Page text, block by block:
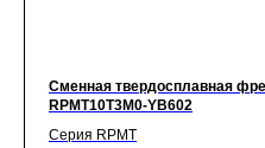
Сменная твердосплавная
RPMT10T3M0-YB602
Серия RPMT